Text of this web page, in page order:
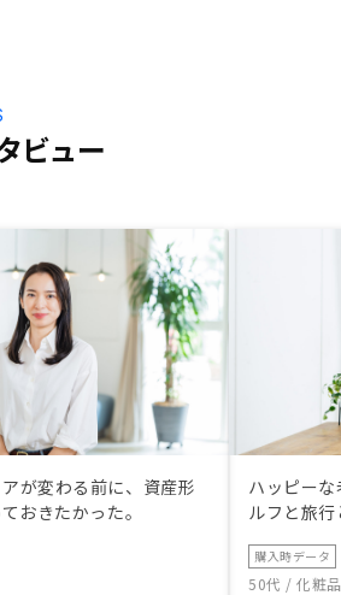
ビュー
が変わる前に、資産形
おきたかった。
ハッピー
ルフと旅
購入時データ
50代 / 化粧